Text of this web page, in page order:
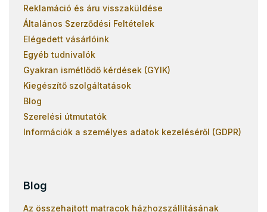
Reklamáció és áru visszaküldése
Általános Szerződési Feltételek
Elégedett vásárlóink
Egyéb tudnivalók
Gyakran ismétlődő kérdések (GYIK)
Kiegészítő szolgáltatások
Blog
Szerelési útmutatók
Információk a személyes adatok kezeléséről (GDPR)
Blog
Az összehajtott matracok házhozszállításának